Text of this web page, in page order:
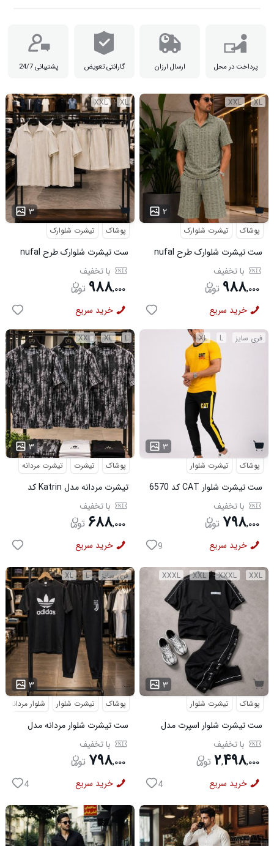
پرداخت در محل ارسال ارزان گارانتی تعویض پشتیبانی 24/7
XL
XXL
۳
پوشاک تیشرت شلوارک
ست تیشرت شلوارک طرح nufal
کد 6578 با تخفیف
۹۸۸,۰۰۰
خرید سریع
XL
XXL
۲
پوشاک تیشرت شلوارک
ست تیشرت شلوارک طرح nufal
سبز کد 6577با تخفیف
۹۸۸,۰۰۰
خرید سریع
L
XL
XXL
۳ ...
پوشاک تیشرت تیشرت مردانه
تیشرت مردانه مدل Katrin کد
6579با تخفیف
۶۸۸,۰۰۰
خرید سریع
فری سایز L
XL
۳
پوشاک تیشرت شلوار
ست تیشرت شلوار CAT کد 6570
با تخفیف
۷۹۸,۰۰۰
خرید سریع 9
فری سایز L
XL
۳ ...
پوشاک تیشرت شلوار شلوار مردانه
ست تیشرت شلوار مردانه مدل
Adidas کد 6569با تخفیف
۷۹۸,۰۰۰
خرید سریع 4
XXL
XXXL
XXL
XXXL
۳
پوشاک تیشرت شلوار
ست تیشرت شلوار اسپرت مدل
MAN مشکی با تخفیف
۲,۴۹۸,۰۰۰
خرید سریع 4